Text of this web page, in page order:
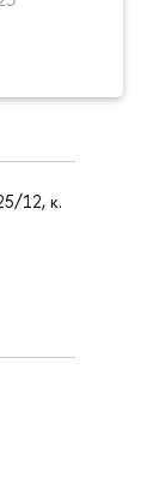
12, к.